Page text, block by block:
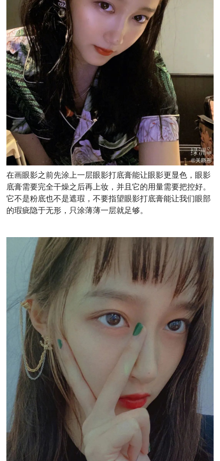
在画眼影之前先涂上一层眼影打底膏能让眼影更显色，眼影
底膏需要完全干燥之后再上妆，并且它的用量需要把控好。
它不是粉底也不是遮瑕，不要指望眼影打底膏能让我们眼部
的瑕疵隐于无形，只涂薄薄一层就足够。